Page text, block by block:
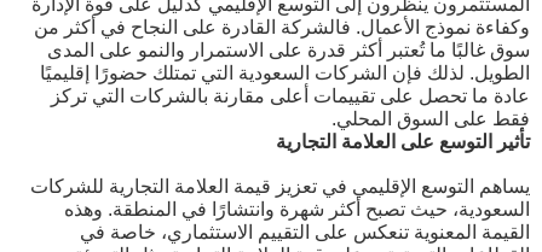
وكفاءة نموذج الأعمال. فالشركة القادرة على النجاح في أكثر من
سوق غالبًا ما تُعتبر أكثر قدرة على الاستمرار والنمو على المدى
الطويل. لذلك فإن الشركات السعودية التي تمتلك حضورًا إقليميًا
عادة ما تحصل على تقييمات أعلى مقارنة بالشركات التي تركز
فقط على السوق المحلي.
تأثير التوسع على العلامة التجارية
يساهم التوسع الإقليمي في تعزيز قيمة العلامة التجارية للشركات
السعودية، حيث تصبح أكثر شهرة وانتشارًا في المنطقة. وهذه
القيمة المعنوية تنعكس على التقييم الاستثماري، خاصة في